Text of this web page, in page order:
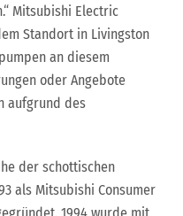
Mitsubishi Electric
Standort in Livingston
an diesem
oder Angebote
aufgrund des
der schottischen
als Mitsubishi Consumer